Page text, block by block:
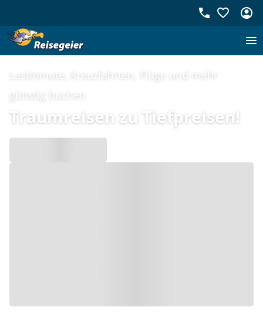
Lastminute, Kreuzfahrten, Flüge und mehr
günstig buchen
Traumreisen zu Tiefpreisen!